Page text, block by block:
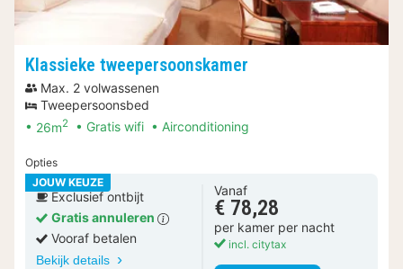
Klassieke tweepersoonskamer
Max. 2 volwassenen
Tweepersoonsbed
26m2 Gratis wifi Airconditioning
Opties
JOUW KEUZE
Exclusief ontbijt
Gratis annuleren
Vooraf betalen
Bekijk details
Vanaf
€ 78,28
per kamer per nacht
incl. citytax